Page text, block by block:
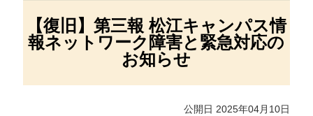
【復旧】第三報 松江キャンパス情
報ネットワーク障害と緊急対応の
お知らせ
公開日 2025年04月10日